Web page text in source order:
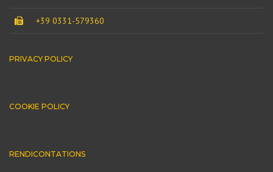
+39 0331-579360
PRIVACY POLICY
COOKIE POLICY
RENDICONTATIONS